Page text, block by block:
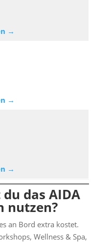
→
→
→
das AIDA
nutzen?
an Bord extra kostet.
Wellness & Spa,